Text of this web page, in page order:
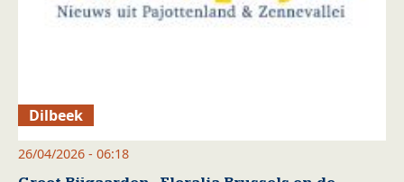
Dilbeek
26/04/2026 - 06:18